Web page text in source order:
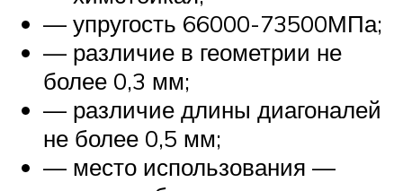
— упругость 66000-73500МПа;
— различие в геометрии не
более 0,3 мм;
— различие длины диагоналей
не более 0,5 мм;
— место использования —